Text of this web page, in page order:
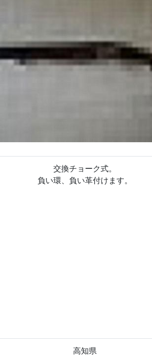
交換チョーク式。
負い環、負い革付けます。
高知県